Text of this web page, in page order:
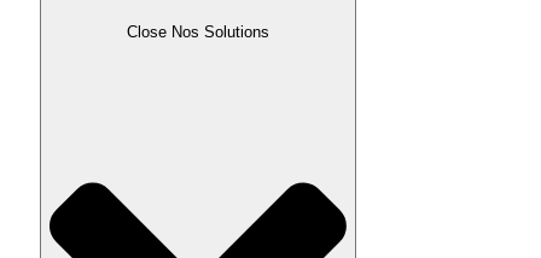
Close Nos Solutions